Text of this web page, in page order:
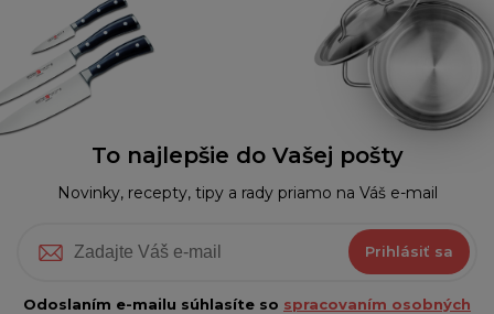
To najlepšie do Vašej pošty
Novinky, recepty, tipy a rady priamo na Váš e-mail
Prihlásiť sa
Odoslaním e-mailu súhlasíte so spracovaním osobných